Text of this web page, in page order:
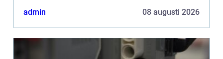
admin 08 augusti 2026